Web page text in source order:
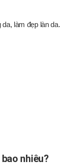
làm đẹp làn da.
nhiêu?